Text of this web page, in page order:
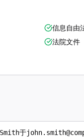
信息自由
法院文件
于